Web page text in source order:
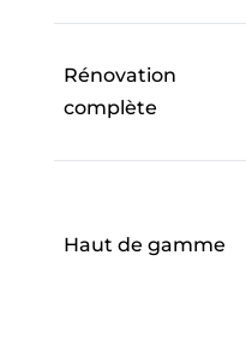
Rénovation
complète
Haut de gamme